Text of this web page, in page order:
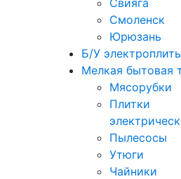
Свияга
Смоленск
Юрюзань
Б/У
Мелкая бытовая
Мясорубки
Плитки
Пылесосы
Утюги
Чайники